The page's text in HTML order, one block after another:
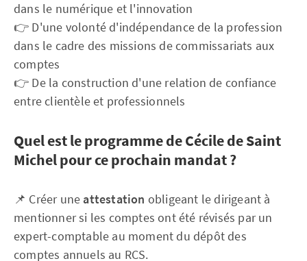
dans le numérique et l'innovation
👉 D'une volonté d'indépendance de la profession
dans le cadre des missions de commissariats aux
comptes
👉 De la construction d'une relation de confiance
entre clientèle et professionnels
Quel est le programme de Cécile de Saint
Michel pour ce prochain mandat ?
📌 Créer une attestation obligeant le dirigeant à
mentionner si les comptes ont été révisés par un
expert-comptable au moment du dépôt des
comptes annuels au RCS.